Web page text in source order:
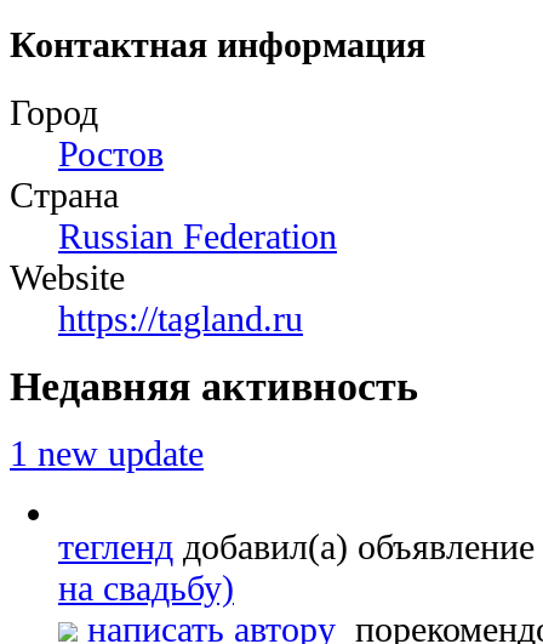
Контактная информация
Город
Ростов
Страна
Russian Federation
Website
https://tagland.ru
Недавняя активность
1 new update
тегленд добавил(а) объявление
на свадьбу)
написать автору